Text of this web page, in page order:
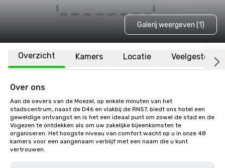
Galerij weergeven (1)
Overzicht Kamers Locatie Veelgestelde
Over ons
Aan de oevers van de Moezel, op enkele minuten van het
stadscentrum, naast de D46 en vlakbij de RN57, biedt ons hotel een
geweldige ontvangst en is het een ideaal punt om zowel de stad en de
Vogezen te ontdekken als om uw zakelijke bijeenkomsten te
organiseren. Het hoogste niveau van comfort wacht op u in onze 48
kamers voor een aangenaam verblijf met een naam die u kunt
vertrouwen.